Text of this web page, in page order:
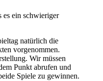
es ein schwieriger
natürlich die
vorgenommen.
Wir müssen
Punkt abrufen und
Spiele zu gewinnen.